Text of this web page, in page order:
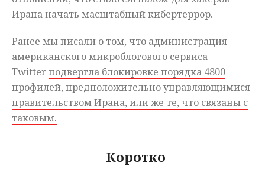
Ирана начать масштабный кибертеррор.
Ранее мы писали о том, что администрация
американского микроблогового сервиса
Twitterподвергла блокировке порядка 4800
профилей, предположительно управляющимися
правительством Ирана, или же те, что связаны с
таковым.
Коротко